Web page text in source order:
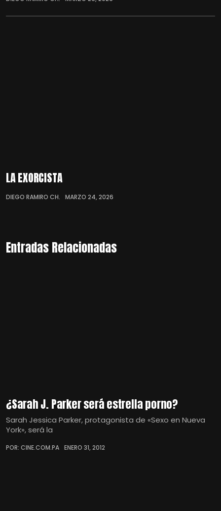
LA EXORCISTA
DIEGO RAMIRO CH. MARZO 24, 2026
Entradas Relacionadas
¿Sarah J. Parker será estrella porno?
Sarah Jessica Parker, protagonista de «Sexo en Nueva
York», será la
POR: CINE.COM.PA ENERO 31, 2012